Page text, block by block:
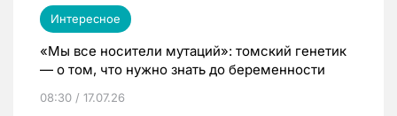
Интересное
«Мы все носители мутаций»: томский генетик
— о том, что нужно знать до беременности
08:30 / 17.07.26